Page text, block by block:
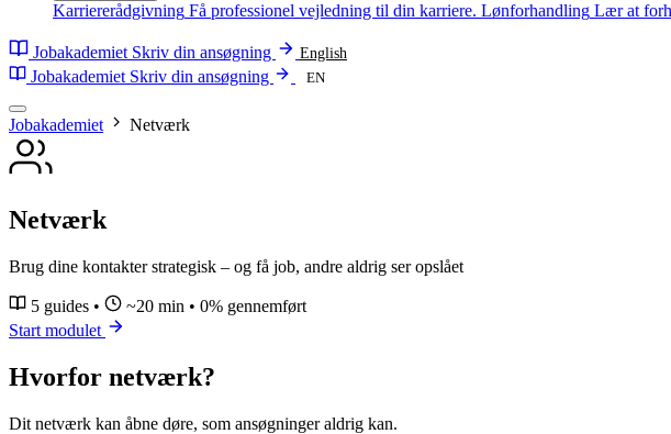
Karriererådgivning Få professionel vejledning til din karriere. Lønforhandling Lær at
Jobakademiet Skriv din ansøgning English
Jobakademiet Skriv din ansøgning EN
Jobakademiet Netværk
Netværk
Brug dine kontakter strategisk – og få job, andre aldrig ser opslået
5 guides • ~20 min • 0% gennemført
Start modulet
Hvorfor netværk?
Dit netværk kan åbne døre, som ansøgninger aldrig kan.